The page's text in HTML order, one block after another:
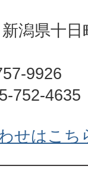
潟県十
9926
752-4635
せはこち